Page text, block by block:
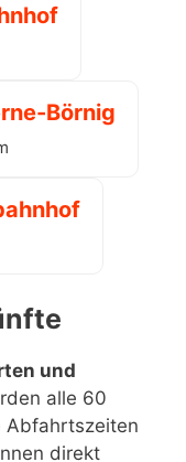
Börnig
und
alle 60
Abfahrtszeiten
direkt